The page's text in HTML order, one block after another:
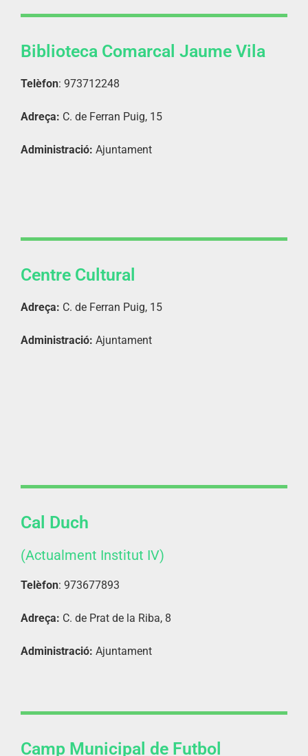
Biblioteca Comarcal Jaume Vila
Telèfon: 973712248
Adreça: C. de Ferran Puig, 15
Administració: Ajuntament
Centre Cultural
Adreça: C. de Ferran Puig, 15
Administració: Ajuntament
Cal Duch
(Actualment Institut IV)
Telèfon: 973677893
Adreça: C. de Prat de la Riba, 8
Administració: Ajuntament
Camp Municipal de Futbol